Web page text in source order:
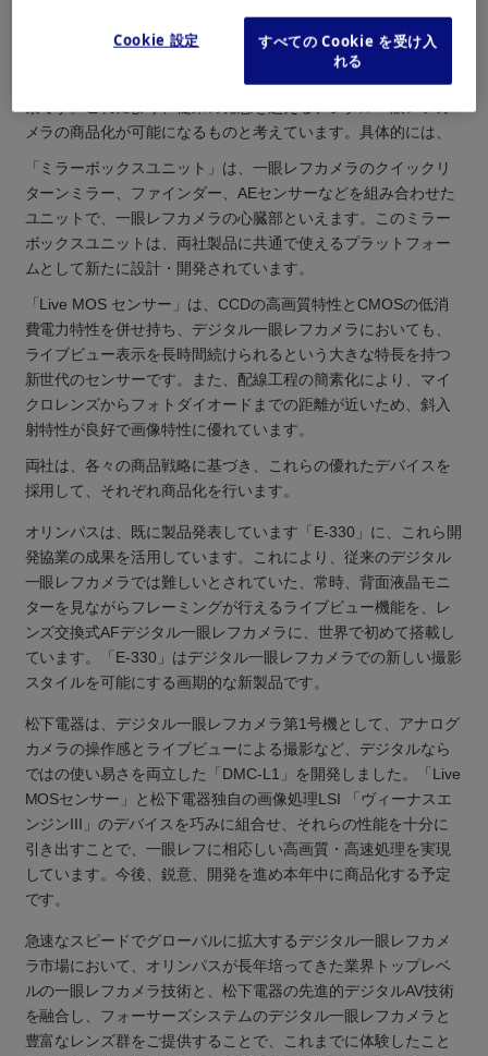
意内容に基づいて進められたものです。
このたび共同開発しました「ミラーボックスユニット」と「Liv
e MOS センサー」は、一眼レフカメラにとって非常に重要な要
メラの商品化が可能になるものと考えています。具体的には、
「ミラーボックスユニット」は、一眼レフカメラのクイックリ
ターンミラー、ファインダー、AEセンサーなどを組み合わせた
ユニットで、一眼レフカメラの心臓部といえます。このミラー
ボックスユニットは、両社製品に共通で使えるプラットフォー
ムとして新たに設計・開発されています。
「Live MOS センサー」は、CCDの高画質特性とCMOSの低消
費電力特性を併せ持ち、デジタル一眼レフカメラにおいても、
ライブビュー表示を長時間続けられるという大きな特長を持つ
新世代のセンサーです。また、配線工程の簡素化により、マイ
クロレンズからフォトダイオードまでの距離が近いため、斜入
射特性が良好で画像特性に優れています。
両社は、各々の商品戦略に基づき、これらの優れたデバイスを
採用して、それぞれ商品化を行います。
オリンパスは、既に製品発表しています「E-330」に、これら開
発協業の成果を活用しています。これにより、従来のデジタル
一眼レフカメラでは難しいとされていた、常時、背面液晶モニ
ターを見ながらフレーミングが行えるライブビュー機能を、レ
ンズ交換式AFデジタル一眼レフカメラに、世界で初めて搭載し
ています。「E-330」はデジタル一眼レフカメラでの新しい撮影
スタイルを可能にする画期的な新製品です。
松下電器は、デジタル一眼レフカメラ第1号機として、アナログ
カメラの操作感とライブビューによる撮影など、デジタルなら
ではの使い易さを両立した「DMC-L1」を開発しました。「Live
MOSセンサー」と松下電器独自の画像処理LSI 「ヴィーナスエ
ンジンIII」のデバイスを巧みに組合せ、それらの性能を十分に
引き出すことで、一眼レフに相応しい高画質・高速処理を実現
しています。今後、鋭意、開発を進め本年中に商品化する予定
です。
急速なスピードでグローバルに拡大するデジタル一眼レフカメ
ラ市場において、オリンパスが長年培ってきた業界トップレベ
ルの一眼レフカメラ技術と、松下電器の先進的デジタルAV技術
を融合し、フォーサーズシステムのデジタル一眼レフカメラと
豊富なレンズ群をご提供することで、これまでに体験したこと
Cookie 設定
すべての Cookie を受け入
れる